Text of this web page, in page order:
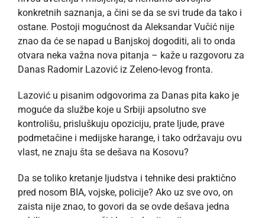
konkretnih saznanja, a čini se da se svi trude da tako i
ostane. Postoji mogućnost da Aleksandar Vučić nije
znao da će se napad u Banjskoj dogoditi, ali to onda
otvara neka važna nova pitanja – kaže u razgovoru za
Danas Radomir Lazović iz Zeleno-levog fronta.
Lazović u pisanim odgovorima za Danas pita kako je
moguće da službe koje u Srbiji apsolutno sve
kontrolišu, prisluškuju opoziciju, prate ljude, prave
podmetačine i medijske harange, i tako održavaju ovu
vlast, ne znaju šta se dešava na Kosovu?
Da se toliko kretanje ljudstva i tehnike desi praktično
pred nosom BIA, vojske, policije? Ako uz sve ovo, on
zaista nije znao, to govori da se ovde dešava jedna